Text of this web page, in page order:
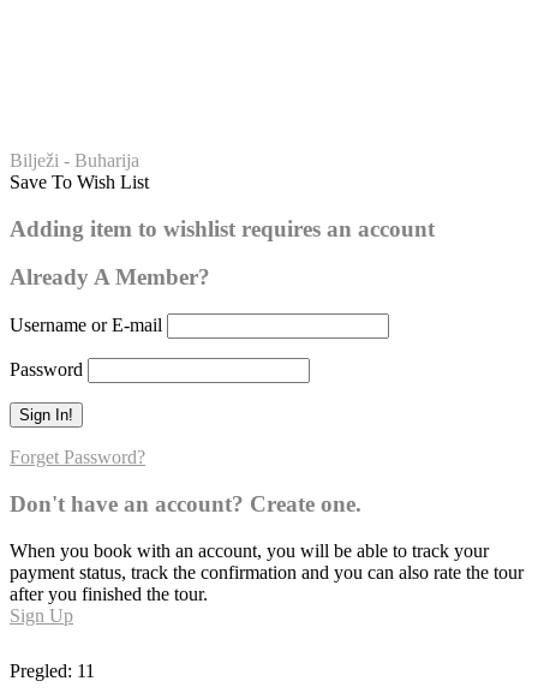
Buharija – broj hadisa: 141
0
Bilježi - Buharija
Save To Wish List
Adding item to wishlist requires an account
Already A Member?
Username or E-mail
Password
Forget Password?
Don't have an account? Create one.
When you book with an account, you will be able to track your
payment status, track the confirmation and you can also rate the tour
after you finished the tour.
Sign Up
Pregled: 11